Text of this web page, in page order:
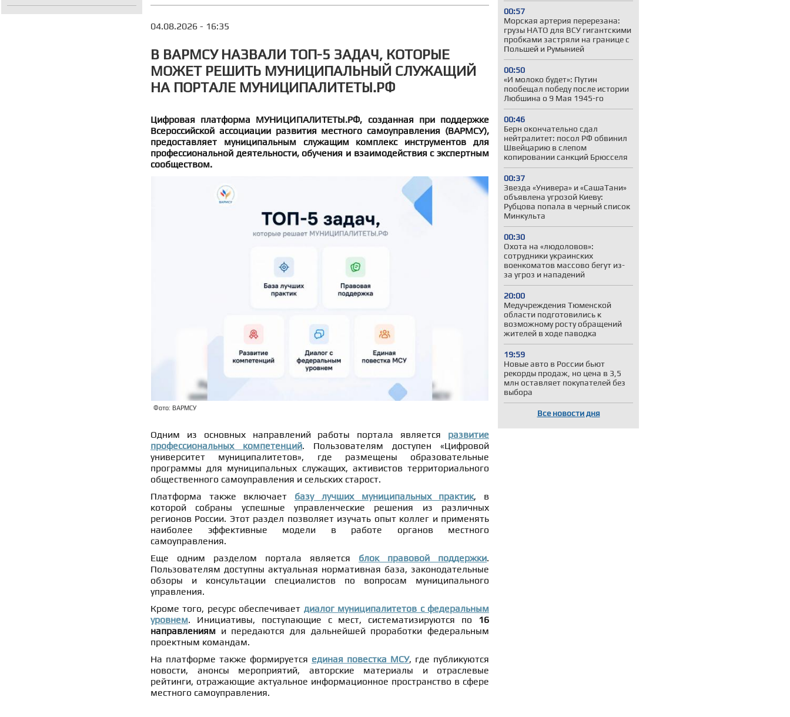
00:57
Морская артерия перерезана:
грузы НАТО для ВСУ гигантскими
пробками застряли на границе с
Польшей и Румынией
00:50
«И молоко будет»: Путин
пообещал победу после истории
Любшина о 9 Мая 1945-го
00:46
Берн окончательно сдал
нейтралитет: посол РФ обвинил
Швейцарию в слепом
копировании санкций Брюсселя
00:37
Звезда «Универа» и «СашаТани»
объявлена угрозой Киеву:
Рубцова попала в черный список
Минкульта
00:30
Охота на «людоловов»:
сотрудники украинских
военкоматов массово бегут из-
за угроз и нападений
20:00
Медучреждения Тюменской
области подготовились к
возможному росту обращений
жителей в ходе паводка
19:59
Новые авто в России бьют
рекорды продаж, но цена в 3,5
млн оставляет покупателей без
выбора
Все новости дня
04.08.2026 - 16:35
В ВАРМСУ НАЗВАЛИ ТОП-5 ЗАДАЧ, КОТОРЫЕ
МОЖЕТ РЕШИТЬ МУНИЦИПАЛЬНЫЙ СЛУЖАЩИЙ
НА ПОРТАЛЕ МУНИЦИПАЛИТЕТЫ.РФ
Цифровая платформа МУНИЦИПАЛИТЕТЫ.РФ, созданная при поддержке
Всероссийской ассоциации развития местного самоуправления (ВАРМСУ),
предоставляет муниципальным служащим комплекс инструментов для
профессиональной деятельности, обучения и взаимодействия с экспертным
сообществом.
Фото: ВАРМСУ
Одним из основных направлений работы портала является развитие
профессиональных компетенций. Пользователям доступен «Цифровой
университет муниципалитетов», где размещены образовательные
программы для муниципальных служащих, активистов территориального
общественного самоуправления и сельских старост.
Платформа также включает базу лучших муниципальных практик, в
которой собраны успешные управленческие решения из различных
регионов России. Этот раздел позволяет изучать опыт коллег и применять
наиболее эффективные модели в работе органов местного
самоуправления.
Еще одним разделом портала является блок правовой поддержки.
Пользователям доступны актуальная нормативная база, законодательные
обзоры и консультации специалистов по вопросам муниципального
управления.
Кроме того, ресурс обеспечивает диалог муниципалитетов с федеральным
уровнем. Инициативы, поступающие с мест, систематизируются по
16
направлениям и передаются для дальнейшей проработки федеральным
проектным командам.
На платформе также формируется единая повестка МСУ, где публикуются
новости, анонсы мероприятий, авторские материалы и отраслевые
рейтинги, отражающие актуальное информационное пространство в сфере
местного самоуправления.